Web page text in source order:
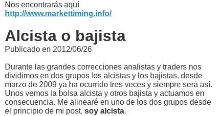
Nos encontrarás aquí
http://www.markettiming.info/
Alcista o bajista
Publicado en 2012/06/26
Durante las grandes correcciones analistas y traders nos
dividimos en dos grupos los alcistas y los bajistas, desde
marzo de 2009 ya ha ocurrido tres veces y siempre será así.
Unos vemos la bolsa alcista y otros bajista y actuamos en
consecuencia. Me alinearé en uno de los dos grupos desde
el principio de mi post, soy alcista.